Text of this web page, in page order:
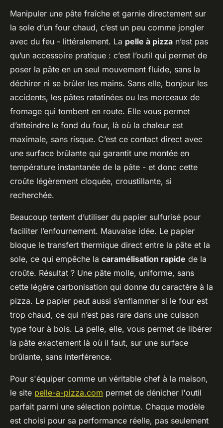
Manipuler une pâte fraîche et garnie directement sur
la sole d’un four chaud, c’est un peu comme jongler
avec du feu - littéralement. La pelle à pizza n’est pas
qu’un accessoire pratique : c’est l’outil qui permet de
poser la pâte en un seul mouvement fluide, sans la
déchirer ni se brûler les mains. Sans elle, bonjour les
accidents, les pâtes ratatinées ou les morceaux de
fromage qui tombent en route. Elle vous permet
d’atteindre le fond du four, là où la chaleur est
maximale, sans risque. C’est ce contact direct avec
une surface brûlante qui garantit une montée en
température instantanée de la pâte - et donc cette
croûte légèrement cloquée, croustillante, si
recherchée.
Beaucoup tentent d’utiliser du papier sulfurisé pour
faciliter l’enfournement. Mauvaise idée. Le papier
bloque le transfert thermique direct entre la pâte et la
sole, ce qui empêche la caramélisation rapide de la
croûte. Résultat ? Une pâte molle, uniforme, sans
cette légère carbonisation qui donne du caractère à la
pizza. Le papier peut aussi s’enflammer si le four est
trop chaud, ce qui n’est pas rare dans une cuisson
type four à bois. La pelle, elle, vous permet de libérer
la pâte exactement là où il faut, sur une surface
brûlante, sans interférence.
Pour s'équiper comme un véritable chef à la maison,
le site pelle-a-pizza.com permet de dénicher l'outil
parfait parmi une sélection pointue. Chaque modèle
est choisi pour sa performance réelle, pas seulement